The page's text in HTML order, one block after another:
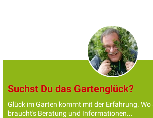
Suchst Du das Gartenglück?
Glück im Garten kommt mit der Erfahrung. Wo
braucht's Beratung und Informationen...